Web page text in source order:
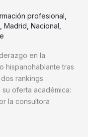
profesional ,
, Madrid, Nacional ,
en la
hispanohablante tras
rankings
oferta académica:
la consultora